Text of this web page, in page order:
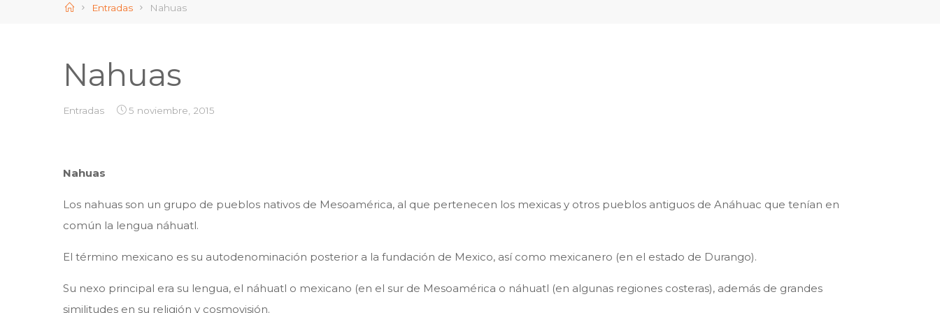
InicioEntradas Nahuas
Nahuas
Entradas 5 noviembre, 2015
Nahuas
Los nahuas son un grupo de pueblos nativos de Mesoamérica, al que pertenecen los mexicas y otros pueblos antiguos de Anáhuac que tenían en
común la lengua náhuatl.
El término mexicano es su autodenominación posterior a la fundación de Mexico, así como mexicanero (en el estado de Durango).
Su nexo principal era su lengua, el náhuatl o mexicano (en el sur de Mesoamérica o náhuatl (en algunas regiones costeras), además de grandes
similitudes en su religión y cosmovisión.